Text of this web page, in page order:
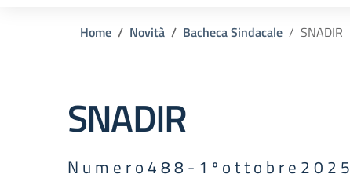
Home Novità Bacheca Sindacale SNADIR
SNADIR
N u m e r o 4 8 8 - 1 º o t t o b r e 2 0 2 5